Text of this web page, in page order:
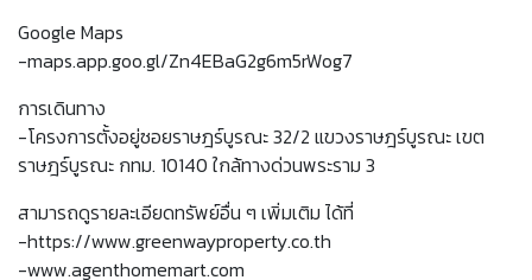
Google Maps
-maps.app.goo.gl/Zn4EBaG2g6m5rWog7
การเดินทาง
-โครงการตั้งอยู่ซอยราษฎร์บูรณะ 32/2 แขวงราษฎร์บูรณะ เขต
ราษฎร์บูรณะ กทม. 10140 ใกล้ทางด่วนพระราม 3
สามารถดูรายละเอียดทรัพย์อื่น ๆ เพิ่มเติม ได้ที่
-https://www.greenwayproperty.co.th
-www.agenthomemart.com